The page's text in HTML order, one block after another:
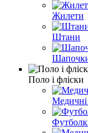
Жилети
Штани
Поло і фліски
Медичні